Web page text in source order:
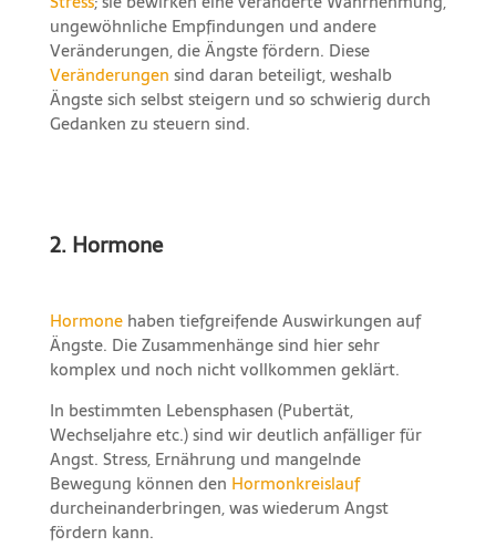
ungewöhnliche Empfindungen und andere
Veränderungen, die Ängste fördern. Diese
Veränderungen sind daran beteiligt, weshalb
Ängste sich selbst steigern und so schwierig durch
Gedanken zu steuern sind.
2. Hormone
Hormonehaben tiefgreifende Auswirkungen auf
Ängste. Die Zusammenhänge sind hier sehr
komplex und noch nicht vollkommen geklärt.
In bestimmten Lebensphasen (Pubertät,
Wechseljahre etc.) sind wir deutlich anfälliger für
Angst. Stress, Ernährung und mangelnde
Bewegung können den Hormonkreislauf
durcheinanderbringen, was wiederum Angst
fördern kann.